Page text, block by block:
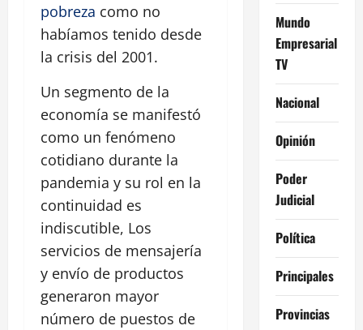
pobreza como no
habíamos tenido desde
la crisis del 2001.
Un segmento de la
economía se manifestó
como un fenómeno
cotidiano durante la
pandemia y su rol en la
continuidad es
indiscutible, Los
servicios de mensajería
y envío de productos
generaron mayor
número de puestos de
Mundo
Empresarial
TV
Nacional
Opinión
Poder
Judicial
Política
Principales
Provincias